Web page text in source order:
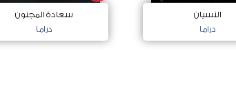
النسيان
دراما
سعادة المجنون
دراما